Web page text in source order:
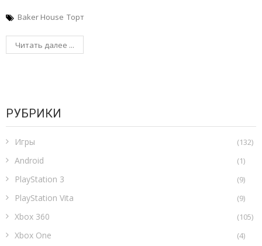
Baker House Торт
Читать далее ...
РУБРИКИ
Игры (132)
Android (1)
PlayStation 3 (9)
PlayStation Vita (9)
Xbox 360 (105)
Xbox One (4)